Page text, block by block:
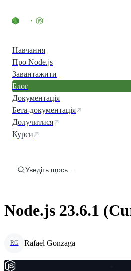
Навчання
Про Node.js
Завантажити
Блог
Документація
Бета-документація
Долучитися
Курси
Уведіть щось...
Node.js 23.6.1
RG Rafael Gonzaga